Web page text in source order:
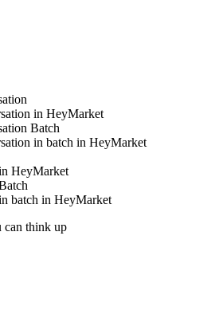
in HeyMarket
Batch
in batch in HeyMarket
HeyMarket
batch in HeyMarket
can think up